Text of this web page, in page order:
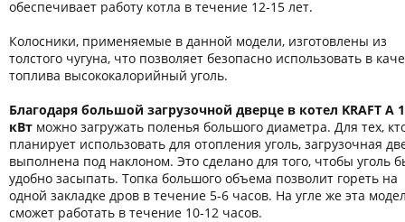
обеспечивает работу котла в течение 12-15 лет.
Колосники, применяемые в данной модели, изготовлены из
толстого чугуна, что позволяет безопасно использовать в
топлива высококалорийный уголь.
Благодаря большой загрузочной дверце в котел KRAFT A
кВт можно загружать поленья большого диаметра. Для тех,
планирует использовать для отопления уголь, загрузочная
выполнена под наклоном. Это сделано для того, чтобы уголь
удобно засыпать. Топка большого объема позволит гореть на
одной закладке дров в течение 5-6 часов. На угле же эта
сможет работать в течение 10-12 часов.